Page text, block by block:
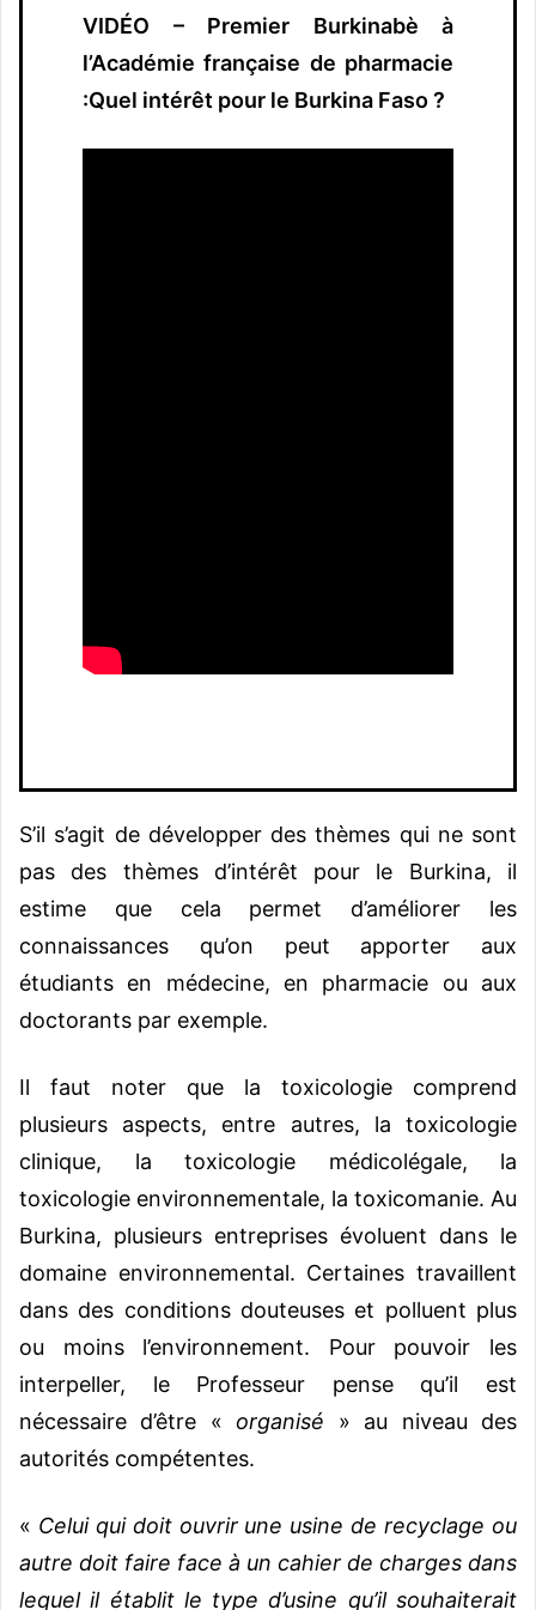
VIDÉO – Premier Burkinabè à
l’Académie française de pharmacie
:Quel intérêt pour le Burkina Faso ?
S’il s’agit de développer des thèmes qui ne sont
pas des thèmes d’intérêt pour le Burkina, il
estime que cela permet d’améliorer les
connaissances qu’on peut apporter aux
étudiants en médecine, en pharmacie ou aux
doctorants par exemple.
Il faut noter que la toxicologie comprend
plusieurs aspects, entre autres, la toxicologie
clinique, la toxicologie médicolégale, la
toxicologie environnementale, la toxicomanie. Au
Burkina, plusieurs entreprises évoluent dans le
domaine environnemental. Certaines travaillent
dans des conditions douteuses et polluent plus
ou moins l’environnement. Pour pouvoir les
interpeller, le Professeur pense qu’il est
nécessaire d’être « organisé » au niveau des
autorités compétentes.
« Celui qui doit ouvrir une usine de recyclage ou
autre doit faire face à un cahier de charges dans
lequel il établit le type d’usine qu’il souhaiterait